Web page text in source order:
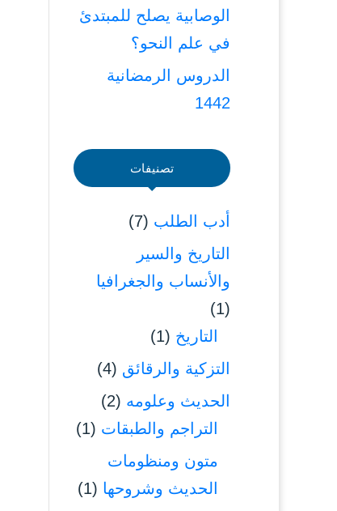
الوصابية يصلح للمبتدئ
في علم النحو؟
الدروس الرمضانية
1442
تصنيفات
أدب الطلب (7)
التاريخ والسير
والأنساب والجغرافيا
(1)
التاريخ (1)
التزكية والرقائق (4)
الحديث وعلومه (2)
التراجم والطبقات (1)
متون ومنظومات
الحديث وشروحها (1)